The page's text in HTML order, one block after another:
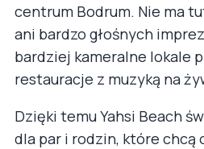
centrum Bodrum. Nie ma
ani bardzo głośnych
bardziej kameralne lokale
restauracje z muzyką na
Dzięki temu Yahsi Beach
dla par i rodzin, które chcą